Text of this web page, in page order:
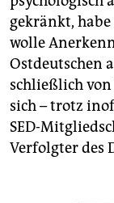
gekränkt,
wolle
Ostdeutschen
schließlich von
sich – trotz
SED-
Verfolgter des